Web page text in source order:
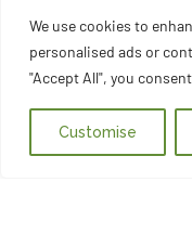
We use cookies to
personalised ads or
"Accept All", you
Customise